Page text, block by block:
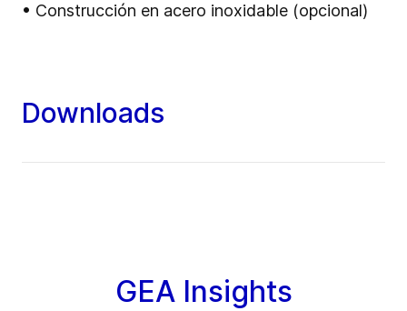
• Construcción en acero inoxidable (opcional)
Downloads
GEA Insights